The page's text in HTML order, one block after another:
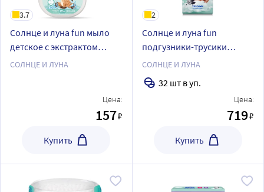
3.7
Солнце и луна fun мыло
детское с экстрактом
ромашки 0+ 265 мл
СОЛНЦЕ И ЛУНА
Цена:
157₽
Купить
2
Солнце и луна fun
подгузники-трусики
детские одноразовые
размер 5/junior 13-20 кг 32
шт.
СОЛНЦЕ И ЛУНА
32 шт в уп.
Цена:
719₽
Купить